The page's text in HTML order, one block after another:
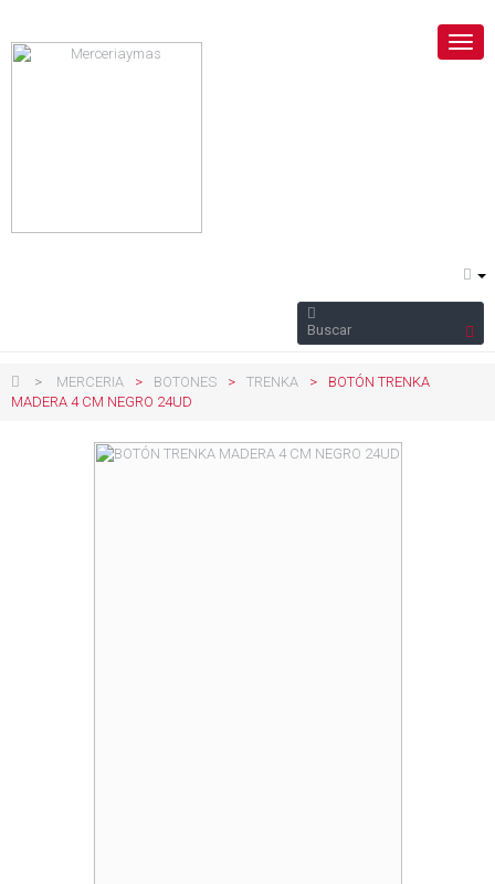
> MERCERIA > BOTONES > TRENKA >
BOTÓN TRENKA
MADERA 4 CM NEGRO 24UD